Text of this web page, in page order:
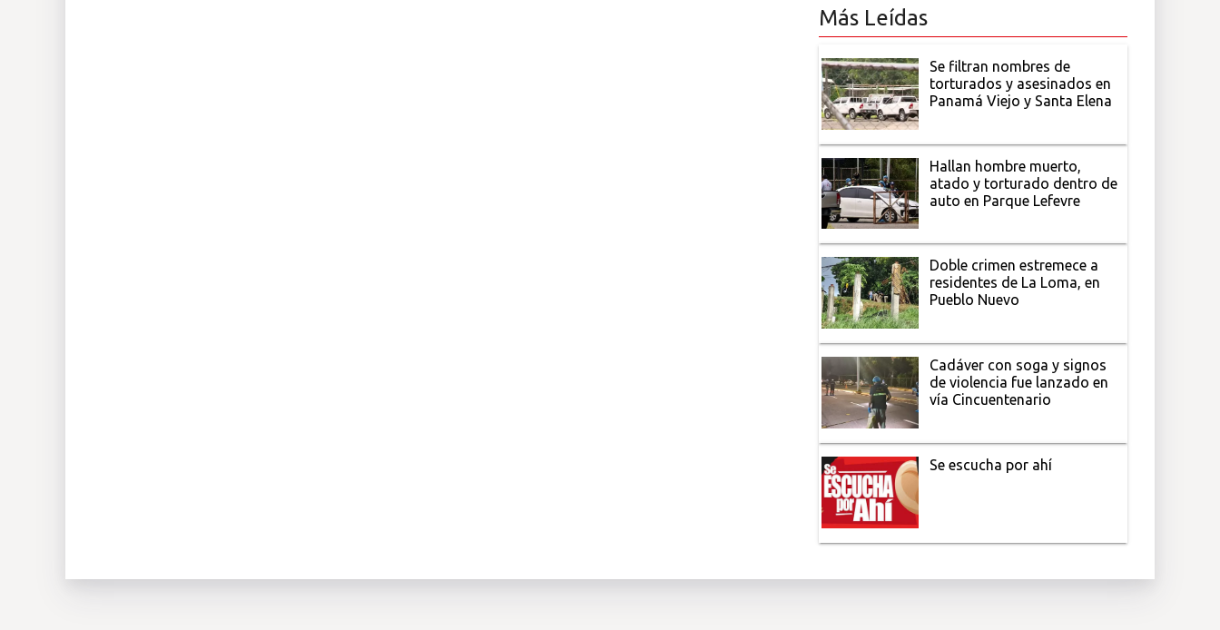
Más Leídas
Se filtran nombres de
torturados y asesinados en
Panamá Viejo y Santa Elena
Hallan hombre muerto,
atado y torturado dentro de
auto en Parque Lefevre
Doble crimen estremece a
residentes de La Loma, en
Pueblo Nuevo
Cadáver con soga y signos
de violencia fue lanzado en
vía Cincuentenario
Se escucha por ahí